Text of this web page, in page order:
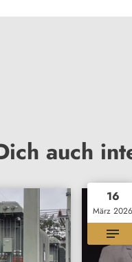
auch
16
März 2026